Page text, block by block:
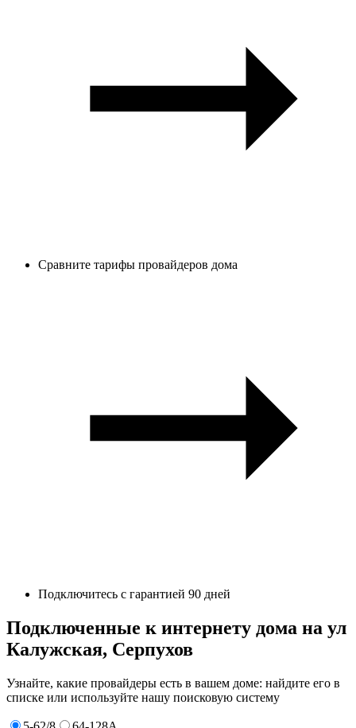
Сравните тарифы провайдеров дома
Подключитесь с гарантией 90 дней
Подключенные к интернету дома на ул
Калужская, Серпухов
Узнайте, какие провайдеры есть в вашем доме: найдите его в
списке или используйте нашу поисковую систему